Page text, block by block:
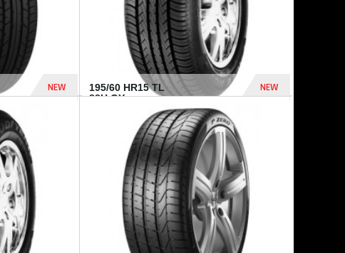
NEW
955 Dhs
195/60 HR15 TL
88H GY...
NEW